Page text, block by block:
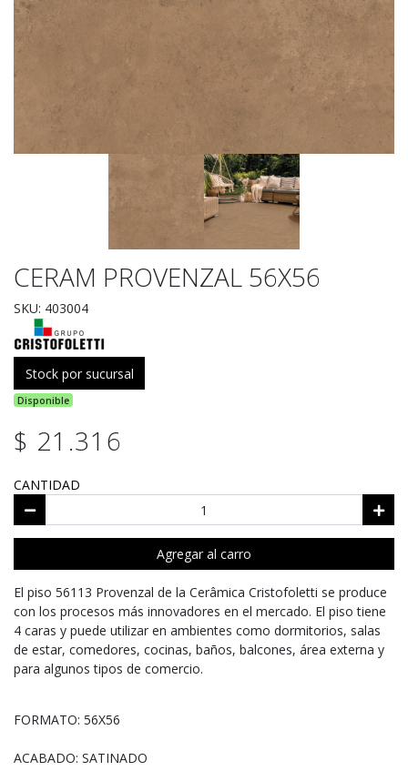
CERAM PROVENZAL 56X56
SKU: 403004
Stock por sucursal
Disponible
$ 21.316
CANTIDAD
Agregar al carro
El piso 56113 Provenzal de la Cerâmica Cristofoletti se produce
con los procesos más innovadores en el mercado. El piso tiene
4 caras y puede utilizar en ambientes como dormitorios, salas
de estar, comedores, cocinas, baños, balcones, área externa y
para algunos tipos de comercio.
FORMATO: 56X56
ACABADO: SATINADO